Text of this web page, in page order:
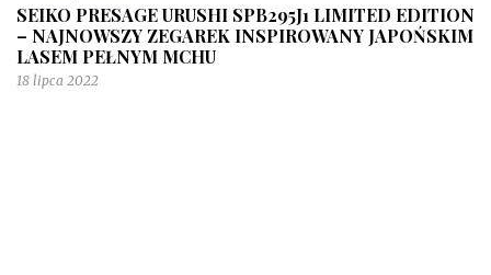
SEIKO PRESAGE URUSHI SPB295J1 LIMITED EDITION
– NAJNOWSZY ZEGAREK INSPIROWANY JAPOŃSKIM
LASEM PEŁNYM MCHU
18 lipca 2022